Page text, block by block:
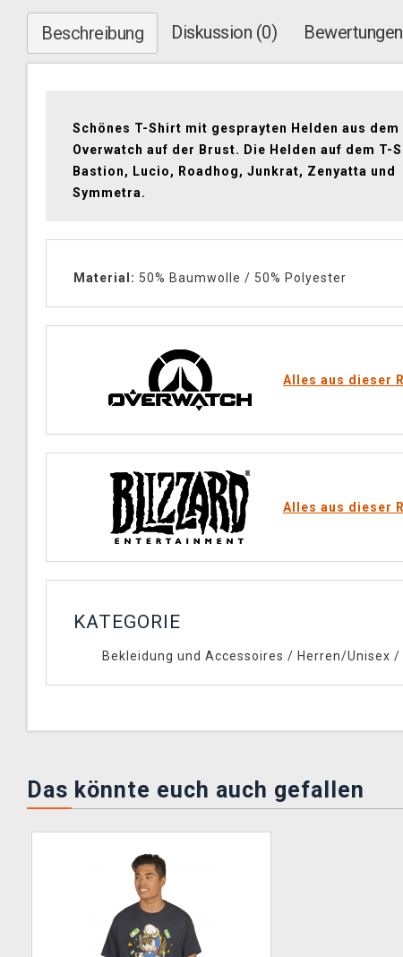
Beschreibung Diskussion (0)
Schönes T-Shirt mit gesprayten Helden aus dem
Overwatch auf der Brust. Die Helden auf dem T-
Bastion, Lucio, Roadhog, Junkrat, Zenyatta und
Symmetra.
Material: 50% Baumwolle / 50% Polyester
Alles aus dieser
Alles aus dieser
KATEGORIE
Bekleidung und Accessoires / Herren/Unisex /
Das könnte euch auch gefallen